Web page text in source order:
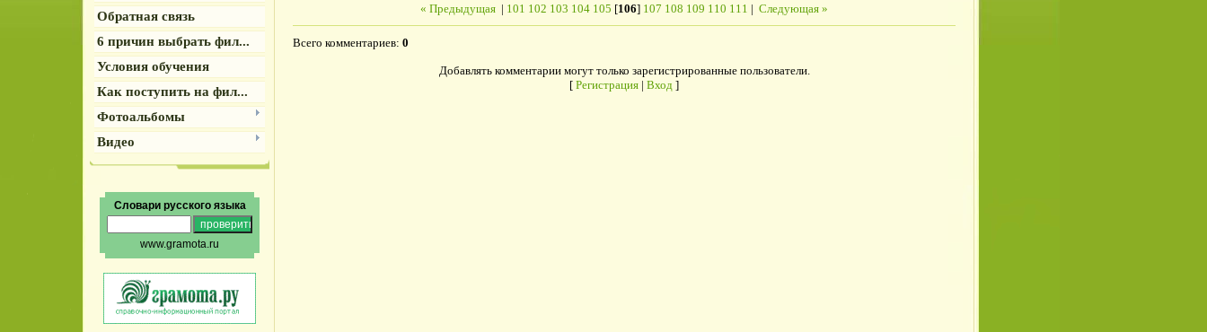
Обратная связь
6 причин выбрать фил...
Условия обучения
Как поступить на фил...
Фотоальбомы
Видео
Словари русского языка
www.gramota.ru
« Предыдущая | 101 102 103 104 105 [106] 107 108 109 110 111 | Следующая »
Всего комментариев: 0
Добавлять комментарии могут только зарегистрированные пользователи.
[ Регистрация | Вход ]